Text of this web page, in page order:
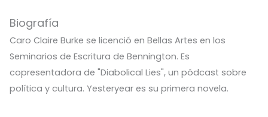
Biografía
Caro Claire Burke se licenció en Bellas Artes en los
Seminarios de Escritura de Bennington. Es
copresentadora de "Diabolical Lies", un pódcast sobre
política y cultura. Yesteryear es su primera novela.